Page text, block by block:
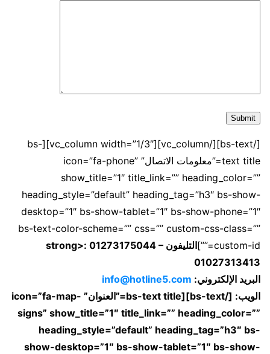
[/bs-text][/vc_column][vc_column width=”1/3″][bs-
text title=”معلومات الاتصال” icon=”fa-phone”
show_title=”1″ title_link=”” heading_color=””
heading_style=”default” heading_tag=”h3″ bs-show-
desktop=”1″ bs-show-tablet=”1″ bs-show-phone=”1″
bs-text-color-scheme=”” css=”” custom-css-class=””
custom-id=””]
التليفون strong>: 01273175044 –
01027313413
البريد الإلكتروني:
info@hotline5.com
الويب
: [/bs-text][bs-text title=”العنوان” icon=”fa-map-
signs” show_title=”1″ title_link=”” heading_color=””
heading_style=”default” heading_tag=”h3″ bs-
show-desktop=”1″ bs-show-tablet=”1″ bs-show-